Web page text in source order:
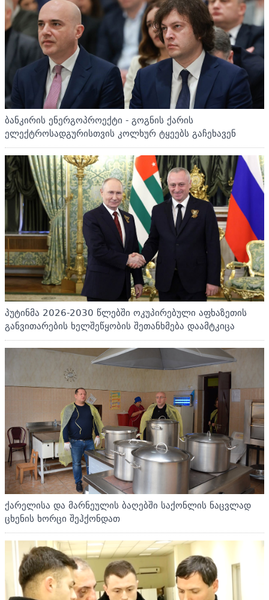
ბანკირის ენერგოპროექტი - გოგნის ქარის
ელექტროსადგურისთვის კოლხურ ტყეებს გაჩეხავენ
პუტინმა 2026-2030 წლებში ოკუპირებული აფხაზეთის
განვითარების ხელშეწყობის შეთანხმება დაამტკიცა
ქარელისა და მარნეულის ბაღებში საქონლის ნაცვლად
ცხენის ხორცი შეჰქონდათ